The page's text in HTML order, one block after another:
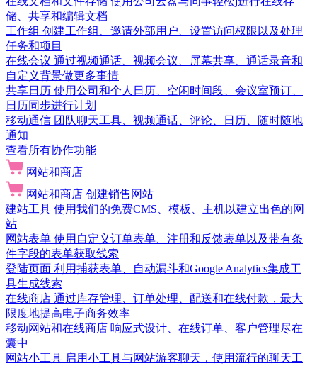
储、共享和编辑文档
工作组 创建工作组、邀请外部用户、设置访问权限以及处理
任务和项目
在线会议 通过视频通话、视频会议、屏幕共享、通话录音和
自定义背景做更多事情
共享日历 使用公司和个人日历、空闲时间段、会议室预订、
日历同步进行计划
移动通信 团队聊天工具、视频通话、评论、日历、随时随地
通知
查看所有协作功能
网站和商店
网站和商店 创建销售网站
建站工具 使用我们的免费CMS、模板、主机以建立出色的网
站
网站表单 使用自定义订单表单、注册和反馈表单以及带有条
件字段的表单获取线索
登陆页面 利用捕获表单、自动漏斗和Google Analytics集成工
具生成线索
在线商店 通过库存管理、订单处理、配送和在线付款，最大
限度地提高电子商务效率
移动网站和在线商店 响应式设计、在线订单、客户管理尽在
囊中
网站小工具 启用小工具与网站游客聊天，使用流行的聊天工